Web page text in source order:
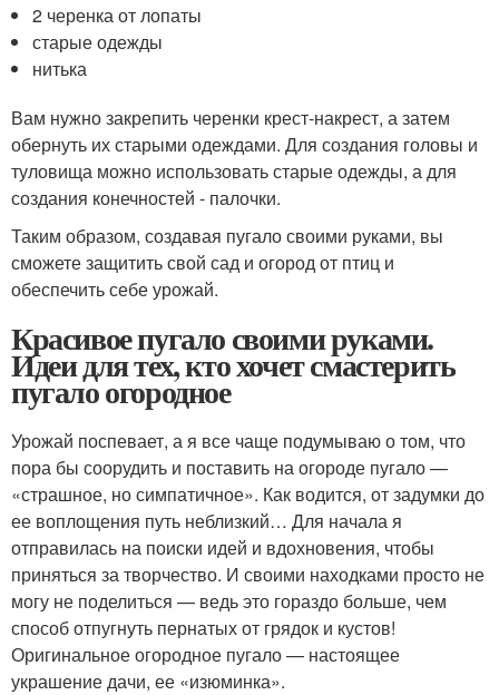
2 черенка от лопаты
старые одежды
нитька
Вам нужно закрепить черенки крест-накрест, а затем
обернуть их старыми одеждами. Для создания головы и
туловища можно использовать старые одежды, а для
создания конечностей - палочки.
Таким образом, создавая пугало своими руками, вы
сможете защитить свой сад и огород от птиц и
обеспечить себе урожай.
Красивое пугало своими руками.
Идеи для тех, кто хочет смастерить
пугало огородное
Урожай поспевает, а я все чаще подумываю о том, что
пора бы соорудить и поставить на огороде пугало —
«страшное, но симпатичное». Как водится, от задумки до
ее воплощения путь неблизкий… Для начала я
отправилась на поиски идей и вдохновения, чтобы
приняться за творчество. И своими находками просто не
могу не поделиться — ведь это гораздо больше, чем
способ отпугнуть пернатых от грядок и кустов!
Оригинальное огородное пугало — настоящее
украшение дачи, ее «изюминка».